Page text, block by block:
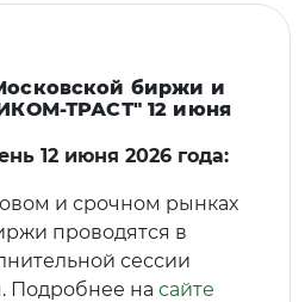
биржи и
ТРАСТ" 12 июня
12 июня 2026 года:
и срочном рынках
проводятся в
сессии
Подробнее на сайте